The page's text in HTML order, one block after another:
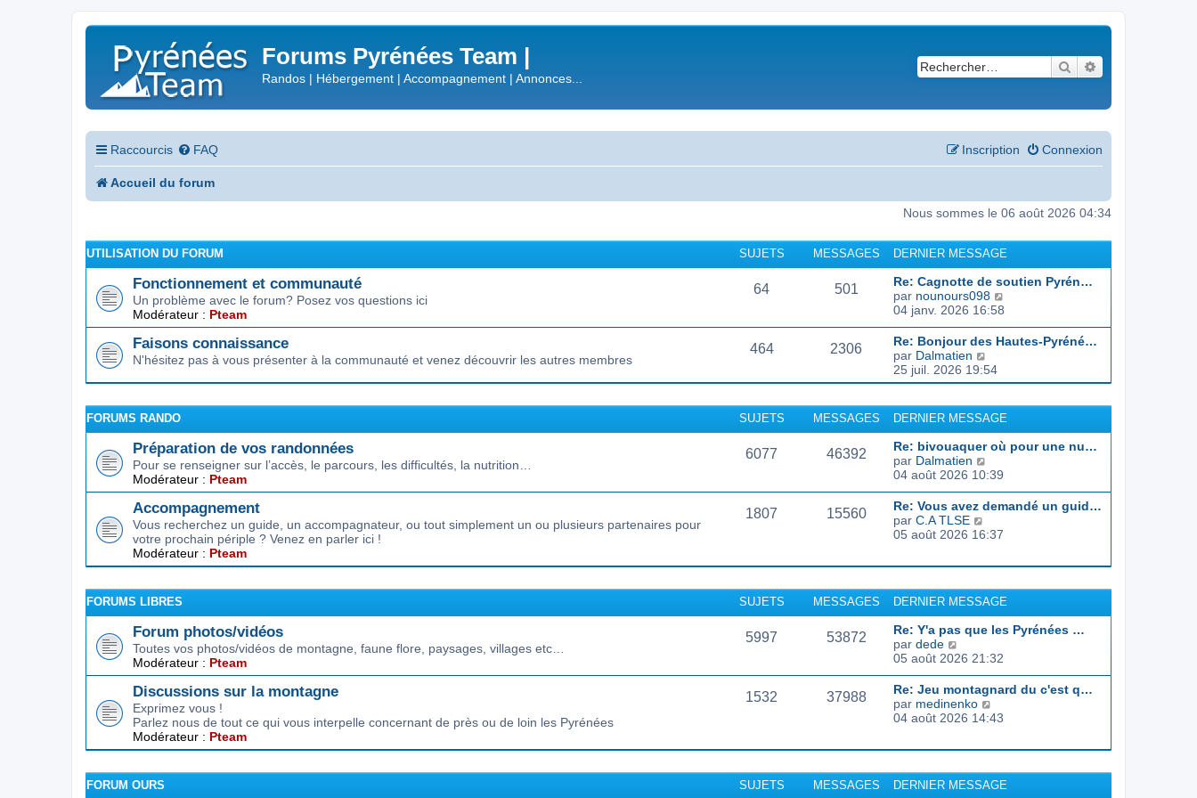
Forums Pyrénées Team |
Randos | Hébergement | Accompagnement | Annonces...
Rechercher
Raccourcis FAQ Connexion
Inscription
Accueil du forum
Nous sommes le 06 août 2026 04:34
UTILISATION DU FORUM SUJETS MESSAGES DERNIER MESSAGE
Fonctionnement et communauté
Un problème avec le forum? Posez vos questions ici
Modérateur : Pteam
64 501
Re: Cagnotte de soutien Pyrén…
par nounours098
s
t
r
l
e
d
n
i
e
s
a
e
04 janv. 2026 16:58
Faisons connaissance
N'hésitez pas à vous présenter à la communauté et venez découvrir les autres membres
464 2306
Re: Bonjour des Hautes-Pyréné…
par Dalmatien
o
n
u
l
e
r
l
e
d
r
i
r
e
s
e
25 juil. 2026 19:54
FORUMS RANDO SUJETS MESSAGES DERNIER MESSAGE
Préparation de vos randonnées
Pour se renseigner sur l’accès, le parcours, les difficultés, la nutrition…
Modérateur : Pteam
6077 46392
Re: bivouaquer où pour une nu…
par Dalmatien
o
s
l
l
e
d
e
n
i
e
r
m
a
g
04 août 2026 10:39
Accompagnement
Vous recherchez un guide, un accompagnateur, ou tout simplement un ou plusieurs partenaires pour
votre prochain périple ? Venez en parler ici !
Modérateur : Pteam
1807 15560
Re: Vous avez demandé un guid…
par C.A TLSE
o
l
t
e
r
e
d
e
r
n
e
m
e
05 août 2026 16:37
FORUMS LIBRES SUJETS MESSAGES DERNIER MESSAGE
Forum photos/vidéos
Toutes vos photos/vidéos de montagne, faune flore, paysages, villages etc…
Modérateur : Pteam
5997 53872
Re: Y'a pas que les Pyrénées …
par dede
o
s
u
l
l
e
05 août 2026 21:32
Discussions sur la montagne
Exprimez vous !
Parlez nous de tout ce qui vous interpelle concernant de près ou de loin les Pyrénées
Modérateur : Pteam
1532 37988
Re: Jeu montagnard du c'est q…
par medinenko
o
l
t
04 août 2026 14:43
FORUM OURS SUJETS MESSAGES DERNIER MESSAGE